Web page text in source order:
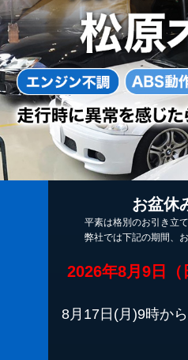
お盆休
平素は格別のお引き立
弊社では下記の期間、
2026年8月9日（
8月17日(月)9時か